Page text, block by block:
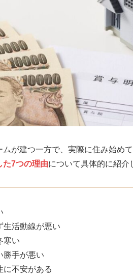
が建つ一方で、実際に住み始め
た7つの理由について具体的に紹介
生活動線が悪い
寒い
勝手が悪い
に不安がある